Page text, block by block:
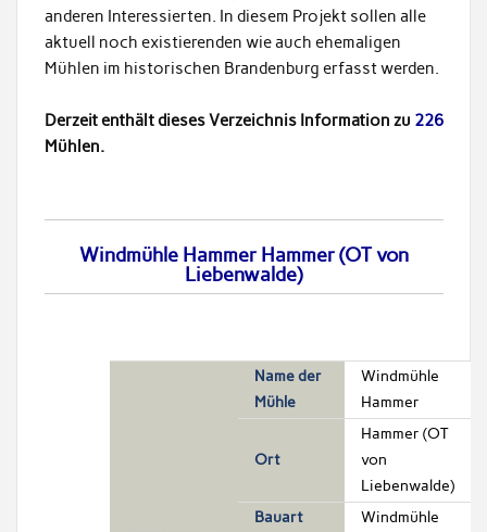
anderen Interessierten. In diesem Projekt sollen alle
aktuell noch existierenden wie auch ehemaligen
Mühlen im historischen Brandenburg erfasst werden.
Derzeit enthält dieses Verzeichnis Information zu 226
Mühlen.
Windmühle Hammer Hammer (OT von
Liebenwalde)
Name der
Mühle
Windmühle
Hammer
Ort
Hammer (OT
von
Liebenwalde)
Bauart
Windmühle